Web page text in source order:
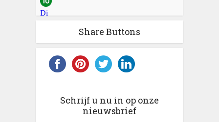
Vernieuwing van de bietenreceptie (klik hier om er meer
Share Buttons
Schrijf u nu in op onze
nieuwsbrief